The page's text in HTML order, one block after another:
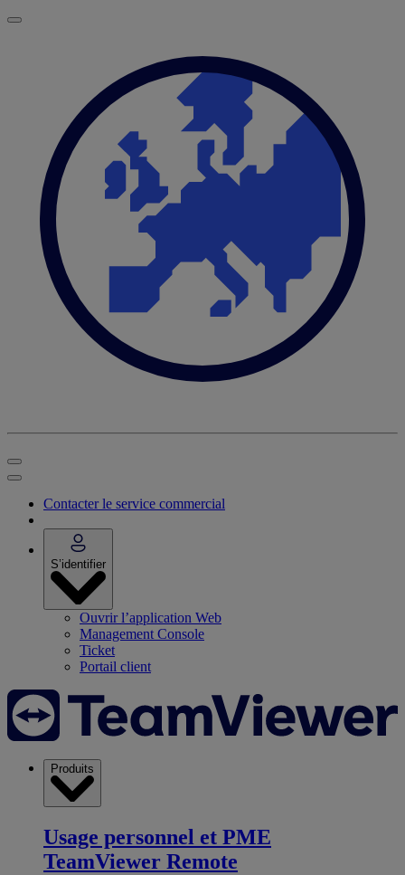
Contacter le service commercial
S’identifier
Ouvrir l’application Web
Management Console
Ticket
Portail client
Produits
Usage personnel et PME
TeamViewer Remote